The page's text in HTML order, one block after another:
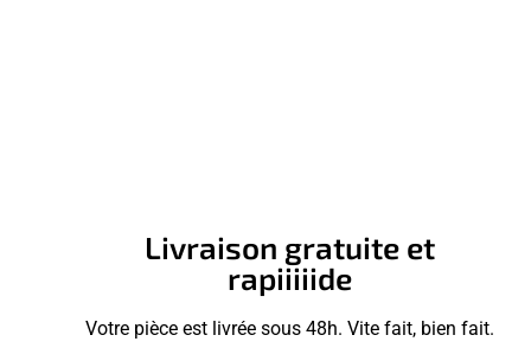
Livraison gratuite et
rapiiiiide
Votre pièce est livrée sous 48h. Vite fait, bien fait.